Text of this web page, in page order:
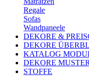
Regale
Sofas
Wandpaneele
DEKORE &
DEKORE
KATALOG
DEKORE
STOFFE